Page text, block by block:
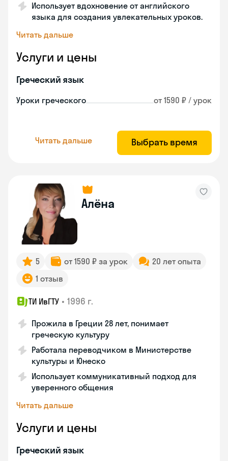
Использует вдохновение от английского
языка для создания увлекательных уроков.
Читать дальше
Услуги и цены
Греческий язык
Уроки греческого от 1590 ₽ / урок
Читать дальше Выбрать время
Алёна
5 от 1590 ₽ за урок
20 лет опыта
1 отзыв
ТИ ИвГТУ • 1996 г.
Прожила в Греции 28 лет, понимает
греческую культуру
Работала переводчиком в Министерстве
культуры и Юнеско
Использует коммуникативный подход для
уверенного общения
Читать дальше
Услуги и цены
Греческий язык